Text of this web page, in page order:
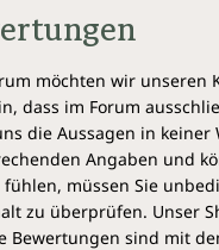
möchten wir unseren
dass im Forum
die Aussagen in
Angaben und
müssen Sie
zu überprüfen. Unser
Bewertungen sind mit